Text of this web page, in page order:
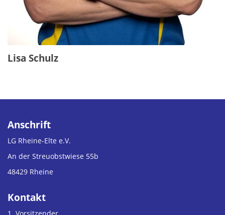
Lisa Schulz
Anschrift
LG Rheine-Elte e.V.
An der Streuobstwiese 55b
48429 Rheine
Kontakt